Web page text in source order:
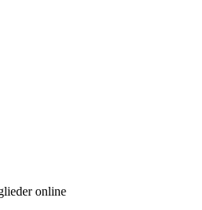
online